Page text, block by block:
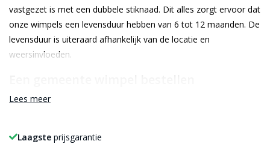
vastgezet is met een dubbele stiknaad. Dit alles zorgt ervoor dat
onze wimpels een levensduur hebben van 6 tot 12 maanden. De
levensduur is uiteraard afhankelijk van de locatie en
weersinvloeden.
plaatst de bestelling. Alle wimpels worden uit voorraad geleverd,
Lees meer
Laagste prijsgarantie